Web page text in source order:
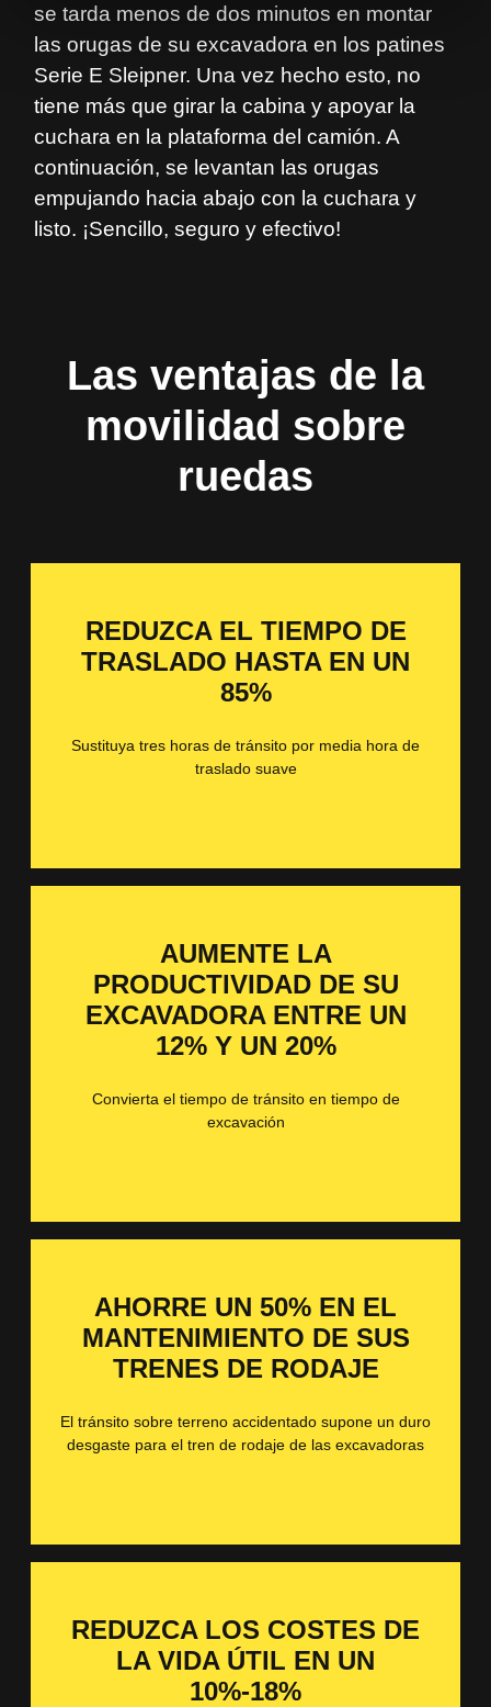
se tarda menos de dos minutos en montar
las orugas de su excavadora en los patines
Serie E Sleipner. Una vez hecho esto, no
tiene más que girar la cabina y apoyar la
cuchara en la plataforma del camión. A
continuación, se levantan las orugas
empujando hacia abajo con la cuchara y
listo. ¡Sencillo, seguro y efectivo!
Las ventajas de la
movilidad sobre
ruedas
REDUZCA EL TIEMPO DE
TRASLADO HASTA EN UN
85%
Sustituya tres horas de tránsito por media hora de
traslado suave
AUMENTE LA
PRODUCTIVIDAD DE SU
EXCAVADORA ENTRE UN
12% Y UN 20%
Convierta el tiempo de tránsito en tiempo de
excavación
AHORRE UN 50% EN EL
MANTENIMIENTO DE SUS
TRENES DE RODAJE
El tránsito sobre terreno accidentado supone un duro
desgaste para el tren de rodaje de las excavadoras
REDUZCA LOS COSTES DE
LA VIDA ÚTIL EN UN
10%-18%